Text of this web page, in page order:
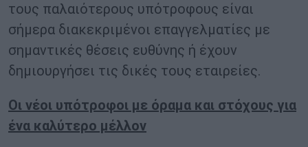
τους παλαιότερους υπότροφους είναι
σήμερα διακεκριμένοι επαγγελματίες με
σημαντικές θέσεις ευθύνης ή έχουν
δημιουργήσει τις δικές τους εταιρείες.
Οι νέοι υπότροφοι με όραμα και στόχους για
ένα καλύτερο μέλλον